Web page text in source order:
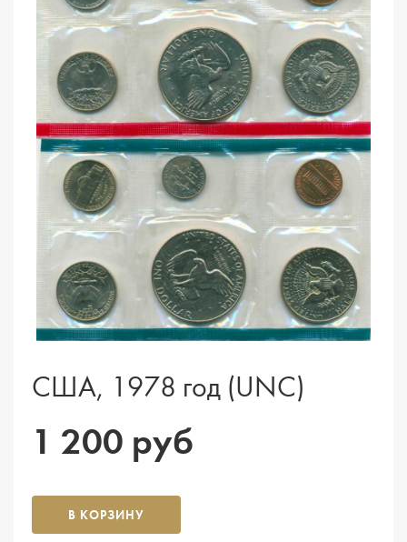
США, 1978 год (UNC)
1 200 руб
В КОРЗИНУ